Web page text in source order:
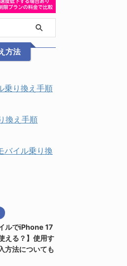
方法
乗り換え手順
換え手順
バイル乗り換
ルでiPhone 17
える？】使用す
方法についても